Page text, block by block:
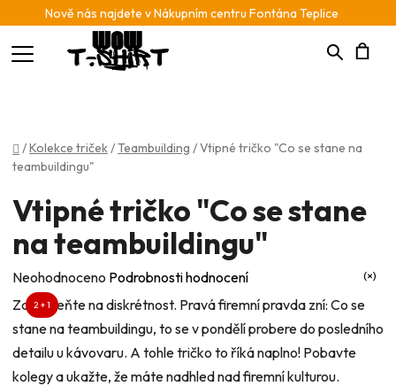
Nově nás najdete v Nákupním centru Fontána Teplice
Hledat
Domů
/Kolekce triček/Teambuilding /Vtipné tričko "Co se stane na
teambuildingu"
Zapomeňte na diskrétnost. Pravá firemní pravda zní: Co se
stane na teambuildingu, to se v pondělí probere do posledního
detailu u kávovaru. A tohle tričko to říká naplno! Pobavte
kolegy a ukažte, že máte nadhled nad firemní kulturou.
Vtipné tričko "Co se stane
na teambuildingu"
Průměrné
hodnocení
produktu
je
0,0
Neohodnoceno Podrobnosti hodnocení
2 + 1